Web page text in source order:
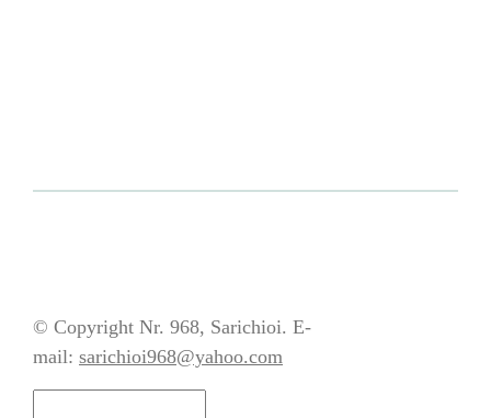
© Copyright Nr. 968, Sarichioi. E-
mail: sarichioi968@yahoo.com